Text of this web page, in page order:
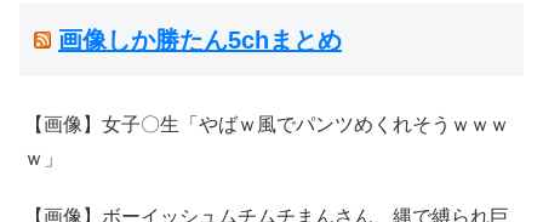
画像しか勝たん5chまとめ
【画像】女子〇生「やばｗ風でパンツめくれそうｗｗｗ
ｗ」
【画像】ボーイッシュムチムチまんさん、縄で縛られ巨